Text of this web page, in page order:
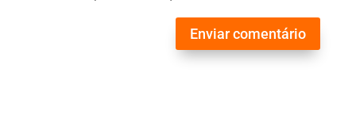
Enviar comentário